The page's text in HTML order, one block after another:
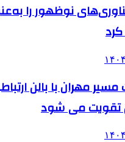
نوظهور را
۲۲
مسیر مهران با بالن
تقویت می شود
۲۱